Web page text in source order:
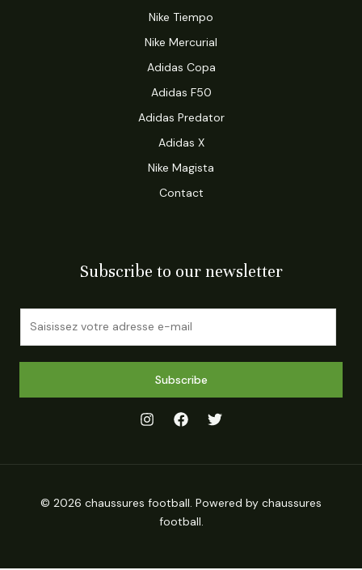
Nike Tiempo
Nike Mercurial
Adidas Copa
Adidas F50
Adidas Predator
Adidas X
Nike Magista
Contact
Subscribe to our newsletter
Subscribe
© 2026 chaussures football. Powered by chaussures
football.